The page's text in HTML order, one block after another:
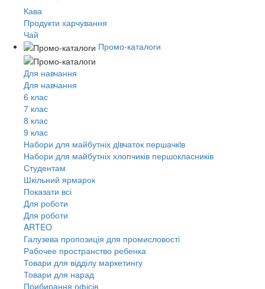
Кава
Продукти харчування
Чай
Промо-каталоги
Для навчання
Для навчання
6 клас
7 клас
8 клас
9 клас
Набори для майбутніх дiвчаток першачкiв
Набори для майбутніх хлопчиків першокласників
Студентам
Шкільний ярмарок
Показати всі
Для роботи
Для роботи
ARTEO
Галузева пропозиція для промисловості
Рабочее пространство ребенка
Товари для відділу маркетингу
Товари для нарад
Прибирання офісів